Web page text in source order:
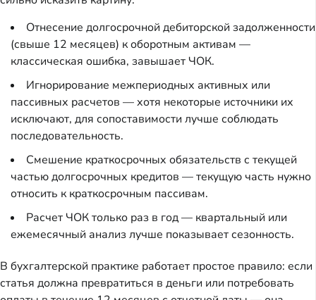
Отнесение долгосрочной дебиторской задолженности
(свыше 12 месяцев) к оборотным активам —
классическая ошибка, завышает ЧОК.
Игнорирование межпериодных активных или
пассивных расчетов — хотя некоторые источники их
исключают, для сопоставимости лучше соблюдать
последовательность.
Смешение краткосрочных обязательств с текущей
частью долгосрочных кредитов — текущую часть нужно
относить к краткосрочным пассивам.
Расчет ЧОК только раз в год — квартальный или
ежемесячный анализ лучше показывает сезонность.
В бухгалтерской практике работает простое правило: если
статья должна превратиться в деньги или потребовать